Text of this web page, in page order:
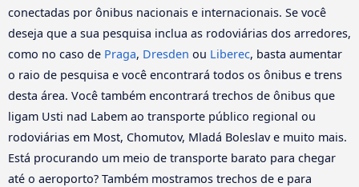
conectadas por ônibus nacionais e internacionais. Se você
deseja que a sua pesquisa inclua as rodoviárias dos arredores,
como no caso de Praga, Dresden ou Liberec, basta aumentar
o raio de pesquisa e você encontrará todos os ônibus e trens
desta área. Você também encontrará trechos de ônibus que
ligam Usti nad Labem ao transporte público regional ou
rodoviárias em Most, Chomutov, Mladá Boleslav e muito mais.
Está procurando um meio de transporte barato para chegar
até o aeroporto? Também mostramos trechos de e para